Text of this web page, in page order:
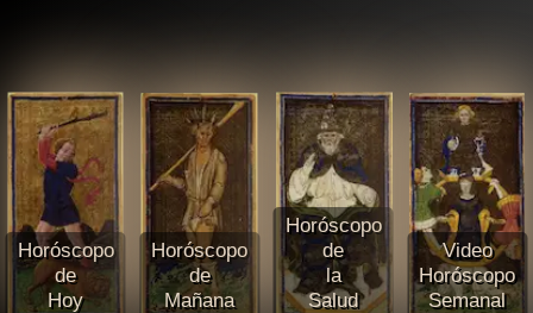
Horóscopo
de
Hoy
Horóscopo
de
Mañana
Horóscopo
de
la
Salud
Video
Horóscopo
Semanal